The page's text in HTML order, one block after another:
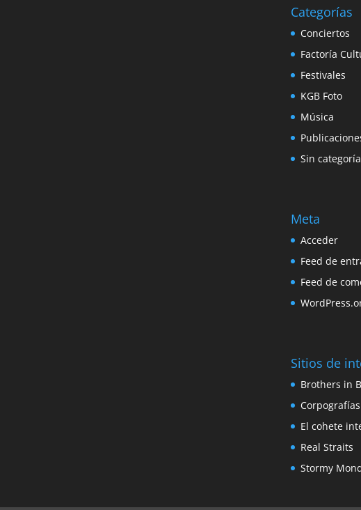
Categorías
Conciertos
Factoría
Festivales
KGB Foto
Música
Sin categoría
Meta
Acceder
Feed de
Feed de
Sitios de
Brothers in
El cohete
Real Straits
Stormy